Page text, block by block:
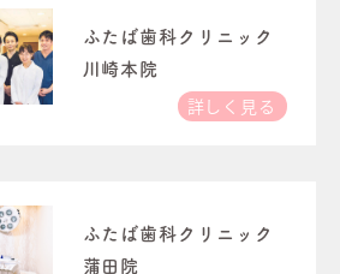
ふたば歯科クリニック
川崎本院
詳しく見る
ふたば歯科クリニック
蒲田院